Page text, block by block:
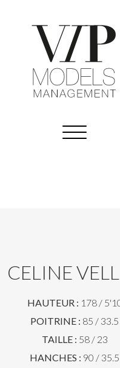
CELINE
HAUTEUR : 178 /
POITRINE : 85 / 33.5
TAILLE : 58 / 23
HANCHES : 90 / 35.5